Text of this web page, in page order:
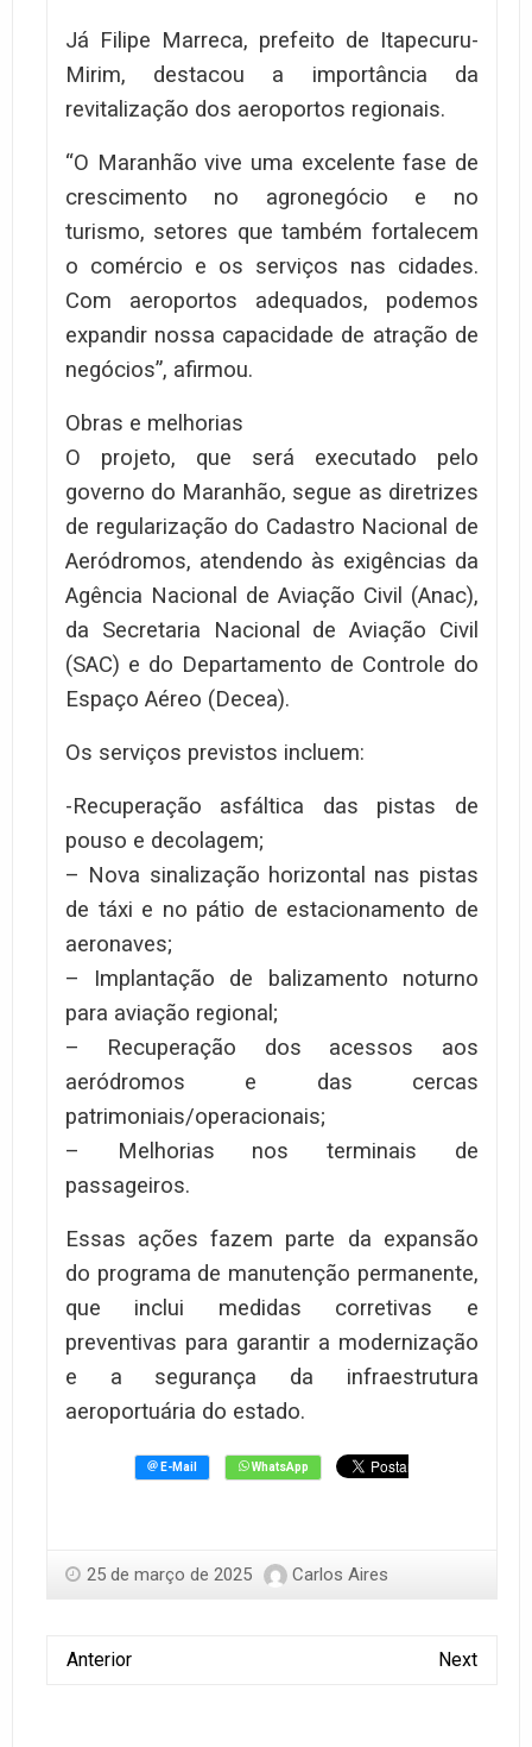
Já Filipe Marreca, prefeito de Itapecuru-
Mirim, destacou a importância da
revitalização dos aeroportos regionais.
“O Maranhão vive uma excelente fase de
crescimento no agronegócio e no
turismo, setores que também fortalecem
o comércio e os serviços nas cidades.
Com aeroportos adequados, podemos
expandir nossa capacidade de atração de
negócios”, afirmou.
Obras e melhorias
O projeto, que será executado pelo
governo do Maranhão, segue as diretrizes
de regularização do Cadastro Nacional de
Aeródromos, atendendo às exigências da
Agência Nacional de Aviação Civil (Anac),
da Secretaria Nacional de Aviação Civil
(SAC) e do Departamento de Controle do
Espaço Aéreo (Decea).
Os serviços previstos incluem:
-Recuperação asfáltica das pistas de
pouso e decolagem;
– Nova sinalização horizontal nas pistas
de táxi e no pátio de estacionamento de
aeronaves;
– Implantação de balizamento noturno
para aviação regional;
– Recuperação dos acessos aos
aeródromos e das cercas
patrimoniais/operacionais;
– Melhorias nos terminais de
passageiros.
Essas ações fazem parte da expansão
do programa de manutenção permanente,
que inclui medidas corretivas e
preventivas para garantir a modernização
e a segurança da infraestrutura
aeroportuária do estado.
25 de março de 2025 Carlos Aires
Anterior Next